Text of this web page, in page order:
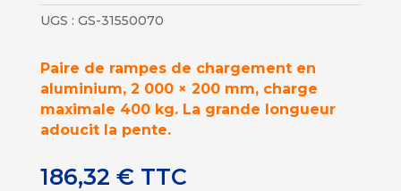
UGS : GS-31550070
Paire de rampes de chargement en
aluminium, 2 000 × 200 mm, charge
maximale 400 kg. La grande longueur
adoucit la pente.
186,32 € TTC